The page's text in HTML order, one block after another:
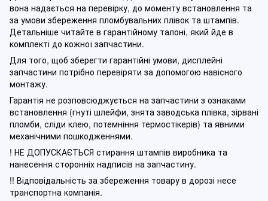
вона надається на перевірку, до моменту встановлення та
за умови збереження пломбувальних плівок та штампів.
Детальніше читайте в гарантійному талоні, який йде в
комплекті до кожної запчастини.
Для того, щоб зберегти гарантійні умови, дисплейні
запчастини потрібно перевіряти за допомогою навісного
монтажу.
Гарантія не розповсюджується на запчастини з ознаками
встановлення (гнуті шлейфи, знята заводська плівка, зірвані
пломби, сліди клею, потемніння термостікерів) та явними
механічними пошкодженнями.
! НЕ ДОПУСКАЄТЬСЯ стирання штампів виробника та
нанесення сторонніх надписів на запчастину.
!! Відповідальність за збереження товару в дорозі несе
транспортна компанія.